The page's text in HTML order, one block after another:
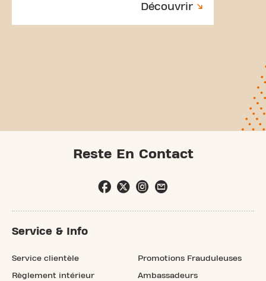
Découvrir
Reste En Contact
Service & Info
Service clientèle
Règlement intérieur
Promotions Frauduleuses
Ambassadeurs